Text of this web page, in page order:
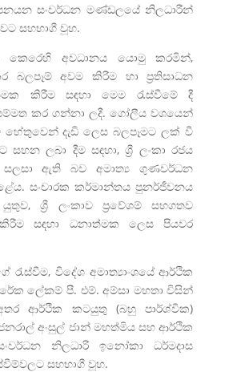
සංවර්ධන මණ්ඩලයේ නිලධාරීන්
සහභාගී වූහ.
කෙරෙහි අවධානය යොමු කරමින්,
බලපෑම් අවම කිරීම හා ප්‍රතිසාධන
කිරීම සඳහා මෙම රැස්වීමේ දී
සම්මත කර ගන්නා ලදී. ගෝලීය වශයෙන්
හේතුවෙන් දැඩි ලෙස බලපෑමට ලක් වී
සහන ලබා දීම සඳහා, ශ්‍රී ලංකා රජය
සලසා ඇති බව අමාත්‍ය ගුණවර්ධන
සංචාරක කර්මාන්තය පුනර්ජීවනය
ශ්‍රී ලංකාව ප්‍රවේශම් සහගතව
සඳහා ධනාත්මක ලෙස පියවර
රැස්වීම, විදේශ අමාත්‍යාංශයේ ආර්ථික
ලේකම් පී. එම්. අම්සා මහතා විසින්
ආර්ථික කටයුතු (බහු පාර්ශ්වික)
අංසුල් ජාන් මහත්මිය සහ ආර්ථික
නිලධාරි ඉනෝකා ධර්මදාස
සහභාගී වූහ.